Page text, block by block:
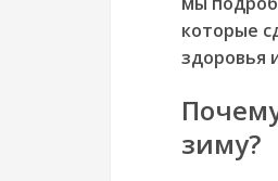
которые
здоровья
зиму?